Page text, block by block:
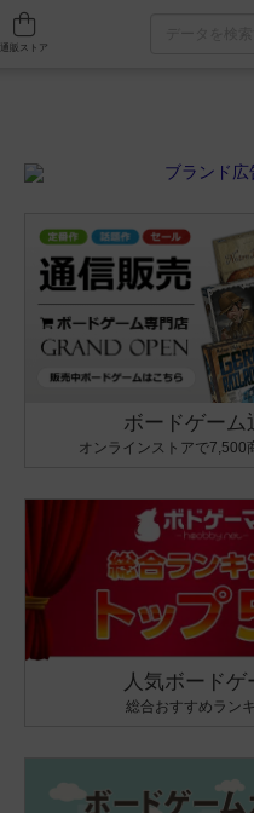
人気ボードゲーム
ボードゲーム
オンラインストアで7,500
人気ボードゲ
総合おすすめラン